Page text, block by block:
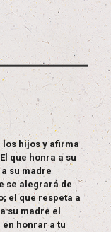
los hijos y afirma
que honra a su
su madre
se alegrará de
el que respeta a
su madre el
honrar a tu